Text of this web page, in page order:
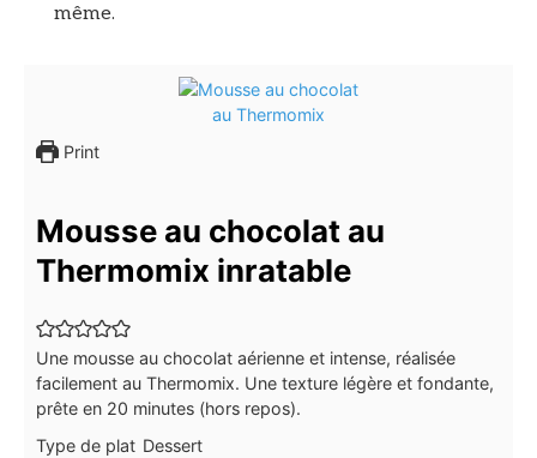
même.
Print
Mousse au chocolat au
Thermomix inratable
Une mousse au chocolat aérienne et intense, réalisée
facilement au Thermomix. Une texture légère et fondante,
prête en 20 minutes (hors repos).
Type de plat Dessert